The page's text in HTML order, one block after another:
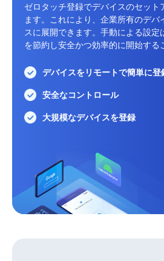
ゼロタッチ登録でデバイスのセット
ます。これにより、企業所有のデバ
スに展開できます。手動による設定
を節約し安全かつ効率的に開始する
デバイスをリモートで簡単に登
安全なコントロール
大規模なデバイスを登録